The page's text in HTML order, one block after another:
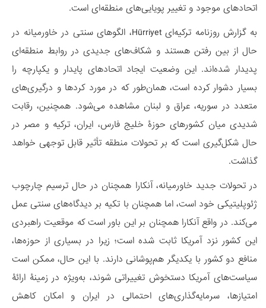
اتحادهای موجود و تغییر پویایی‌های منطقه‌ای است.
به گزارش روزنامه ترکیه‌ای Hürriyet، الگوهای سنتی در خاورمیانه در
حال از بین رفتن هستند و شکاف‌های جدیدی در روابط منطقه‌ای
پدیدار شده‌اند. این وضعیت ایجاد اتحادهای پایدار و یکپارچه را
بسیار دشوار کرده است، همان‌طور که در مورد کردها و درگیری‌های
متعدد در سوریه، عراق و لبنان مشاهده می‌شود. همچنین، رقابت
شدیدی میان کشورهای حوزۀ خلیج فارس، ایران، ترکیه و مصر در
حال شکل‌گیری است که بر تحولات منطقه تأثیر قابل توجهی خواهد
گذاشت.
در تحولات جدید خاورمیانه، آنکارا همچنان در حال ترسیم چارچوب
ژئوپلیتیکی خود است، اما همچنان با تکیه بر دیدگاه‌های سنتی عمل
می‌کند. در واقع آنکارا همچنان بر این باور است که موقعیت راهبردی
این کشور نزد آمریکا ثابت شده است؛ زیرا در بسیاری از حوزه‌ها،
منافع دو کشور با یکدیگر هم‌پوشانی دارند. با این حال، ممکن است
سیاست‌های آمریکا دستخوش تغییراتی شوند، به‌ویژه در زمینۀ ارائۀ
امتیازها، سرمایه‌گذاری‌های احتمالی در ایران و امکان کاهش